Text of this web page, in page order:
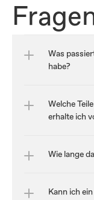
Was
habe?
Welche
erhalte ich
Wie lange
Kann ich